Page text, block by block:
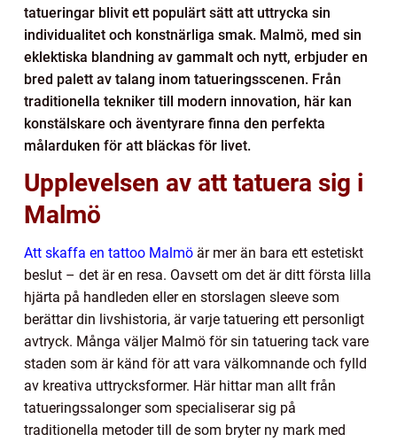
tatueringar blivit ett populärt sätt att uttrycka sin
individualitet och konstnärliga smak. Malmö, med sin
eklektiska blandning av gammalt och nytt, erbjuder en
bred palett av talang inom tatueringsscenen. Från
traditionella tekniker till modern innovation, här kan
konstälskare och äventyrare finna den perfekta
målarduken för att bläckas för livet.
Upplevelsen av att tatuera sig i
Malmö
Att skaffa en tattoo Malmö är mer än bara ett estetiskt
beslut – det är en resa. Oavsett om det är ditt första lilla
hjärta på handleden eller en storslagen sleeve som
berättar din livshistoria, är varje tatuering ett personligt
avtryck. Många väljer Malmö för sin tatuering tack vare
staden som är känd för att vara välkomnande och fylld
av kreativa uttrycksformer. Här hittar man allt från
tatueringssalonger som specialiserar sig på
traditionella metoder till de som bryter ny mark med